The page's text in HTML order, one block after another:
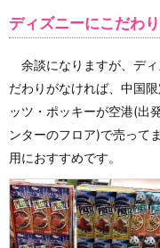
ディズニーにこだわ
余談になりますが、ディ
だわりがなければ、中国
ッツ・ポッキーが空港(出
ンターのフロア)で売って
用におすすめです。